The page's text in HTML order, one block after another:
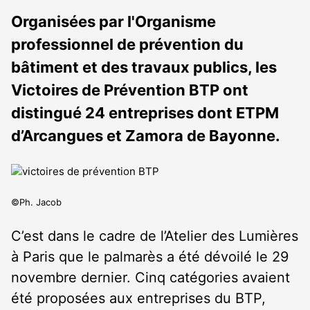
aux
abonnés
Organisées par l'Organisme
professionnel de prévention du
bâtiment et des travaux publics, les
Victoires de Prévention BTP ont
distingué 24 entreprises dont ETPM
d’Arcangues et Zamora de Bayonne.
©Ph. Jacob
C’est dans le cadre de l’Atelier des Lumières
à Paris que le palmarès a été dévoilé le 29
novembre dernier. Cinq catégories avaient
été proposées aux entreprises du BTP,